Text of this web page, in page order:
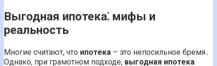
Выгодная ипотека⁚ мифы и
реальность
Многие считают, что ипотека – это непосильное бремя․
Однако, при грамотном подходе, выгодная ипотека